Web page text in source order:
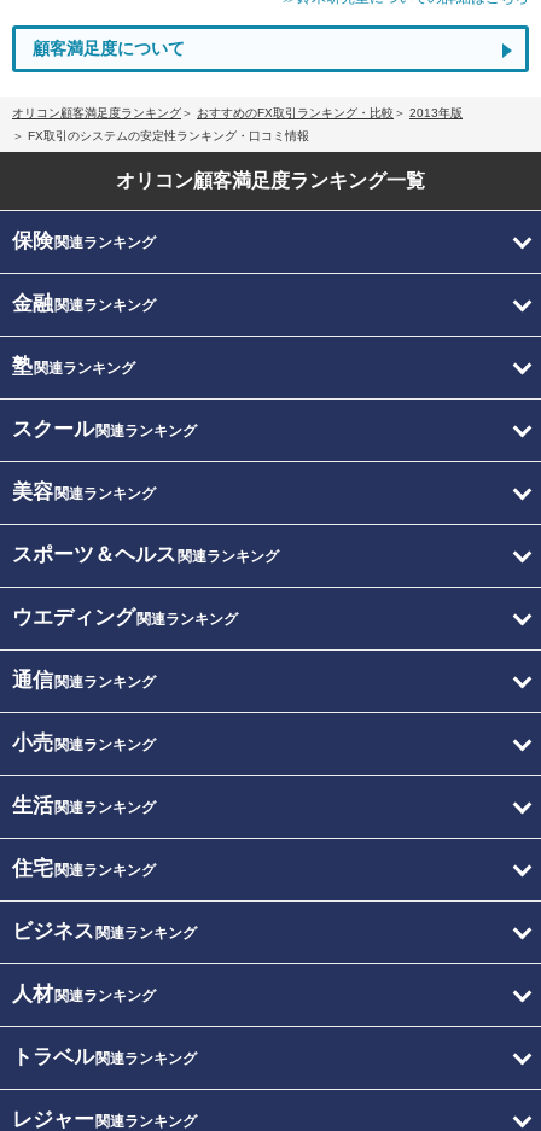
顧客満足度について
オリコン顧客満足度ランキング おすすめのFX取引ランキング・比較
2013年版
FX取引のシステムの安定性ランキング・口コミ情報
オリコン顧客満足度ランキング一覧
保険関連ランキング
金融関連ランキング
塾関連ランキング
スクール関連ランキング
美容関連ランキング
スポーツ＆ヘルス 関連ランキング
ウエディング関連ランキング
通信関連ランキング
小売関連ランキング
生活関連ランキング
住宅関連ランキング
ビジネス 関連ランキング
人材関連ランキング
トラベル関連ランキング
レジャー関連ランキング